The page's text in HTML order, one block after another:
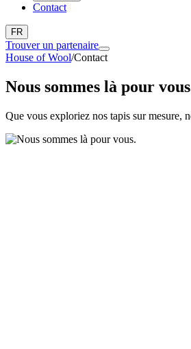
Contact
FR
Trouver un partenaire
House of Wool/Contact
Nous sommes là pour
Que vous exploriez nos tapis sur mesure,